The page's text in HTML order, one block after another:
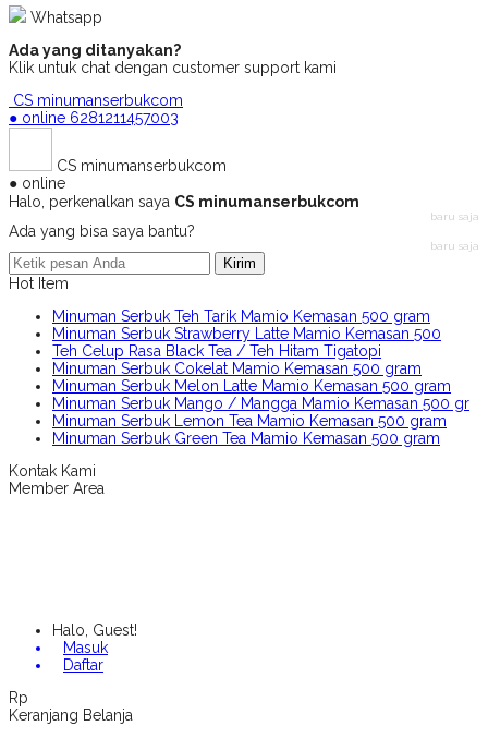
Whatsapp
Ada yang ditanyakan?
Klik untuk chat dengan customer support kami
CS minumanserbukcom
● online 6281211457003
CS minumanserbukcom
● online
Halo, perkenalkan saya CS minumanserbukcom
baru saja
Ada yang bisa saya bantu?
baru saja
Kirim
Hot Item
Minuman Serbuk Teh Tarik Mamio Kemasan 500 gram
Minuman Serbuk Strawberry Latte Mamio Kemasan 500
Teh Celup Rasa Black Tea / Teh Hitam Tigatopi
Minuman Serbuk Cokelat Mamio Kemasan 500 gram
Minuman Serbuk Melon Latte Mamio Kemasan 500 gram
Minuman Serbuk Mango / Mangga Mamio Kemasan 500 gr
Minuman Serbuk Lemon Tea Mamio Kemasan 500 gram
Minuman Serbuk Green Tea Mamio Kemasan 500 gram
Kontak Kami
Member Area
Halo, Guest!
Masuk
Daftar
Rp
Keranjang Belanja